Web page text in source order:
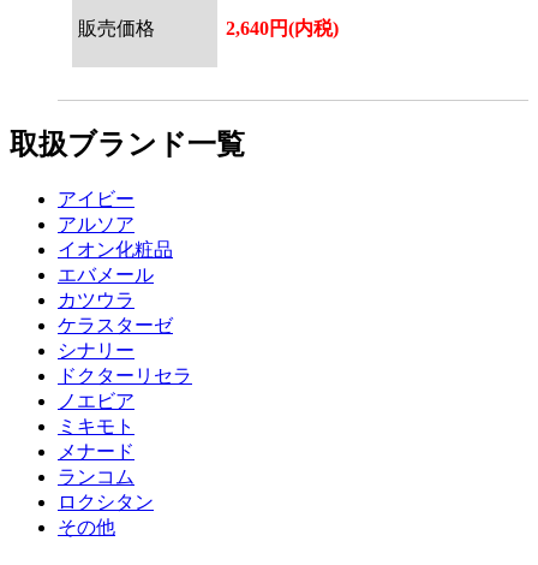
販売価格 2,640円(内税)
取扱ブランド一覧
アイビー
アルソア
イオン化粧品
エバメール
カツウラ
ケラスターゼ
シナリー
ドクターリセラ
ノエビア
ミキモト
メナード
ランコム
ロクシタン
その他